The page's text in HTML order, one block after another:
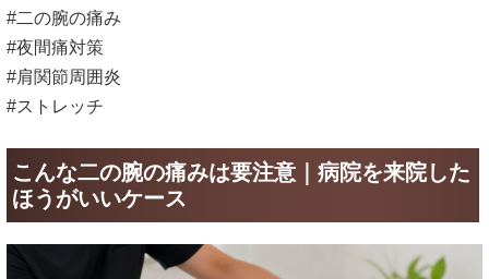
#二の腕の痛み
#夜間痛対策
#肩関節周囲炎
#ストレッチ
こんな二の腕の痛みは要注意｜病院を来院した
ほうがいいケース